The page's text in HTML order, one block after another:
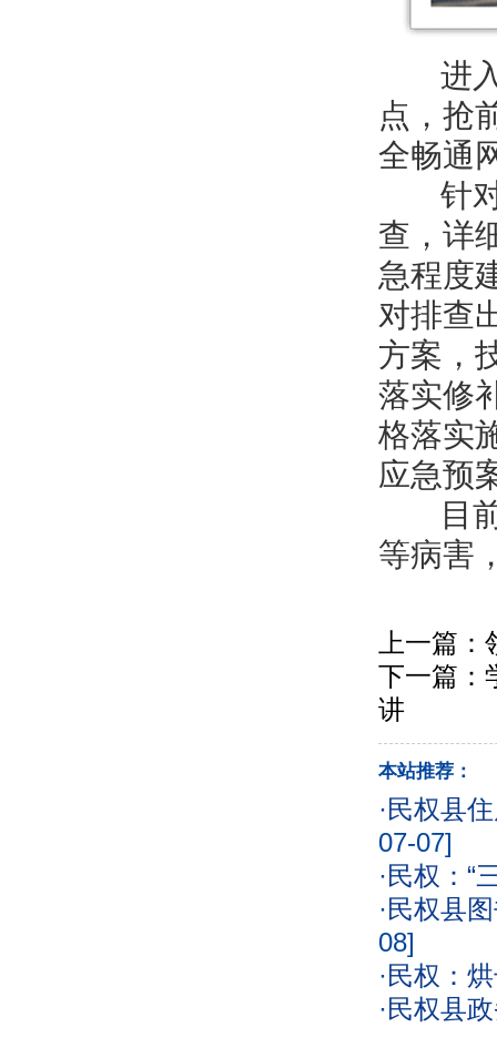
进入
点，抢
全畅通
针对
查，详
急程度
对排查
方案，
落实修
格落实
应急预
目前
等病害
上一篇：
下一篇：
讲
本站推荐：
·民权县
07-07]
·民权：“
·民权县
08]
·民权：
·民权县